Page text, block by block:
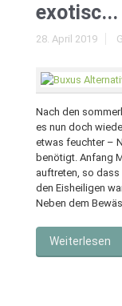
exotisc...
28. April 2019
Nach den
es nun doch
etwas feuchter –
benötigt. Anfang
auftreten, so
den Eisheiligen
Neben dem
Weiterlesen